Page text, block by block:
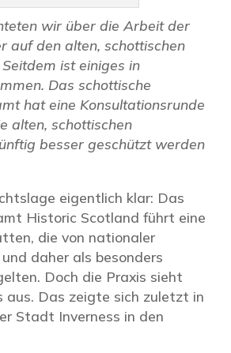
wir über die Arbeit der
auf den alten, schottischen
ist einiges in
Das schottische
hat eine Konsultationsrunde
alten, schottischen
besser geschützt werden
eigentlich klar: Das
Historic Scotland führt eine
die von nationaler
daher als besonders
Doch die Praxis sieht
aus. Das zeigte sich zuletzt in
Stadt Inverness in den